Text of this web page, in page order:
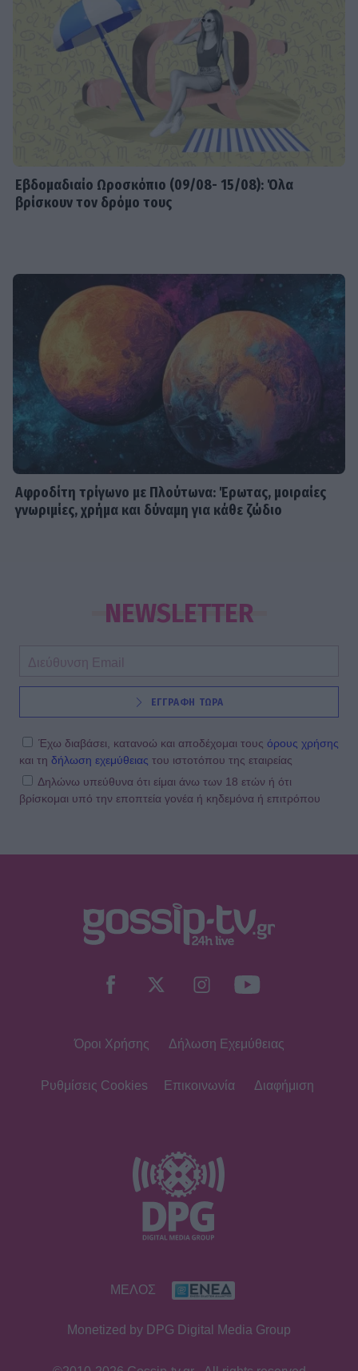
Εβδομαδιαίo Ωροσκόπιο (09/08- 15/08): Όλα
βρίσκουν τον δρόμο τους
Αφροδίτη τρίγωνο με Πλούτωνα: Έρωτας, μοιραίες
γνωριμίες, χρήμα και δύναμη για κάθε ζώδιο
NEWSLETTER
ΕΓΓΡΑΦΗ ΤΩΡΑ
Έχω διαβάσει, κατανοώ και αποδέχομαι τους όρους χρήσης
και τη δήλωση εχεμύθειας του ιστοτόπου της εταιρείας
Δηλώνω υπεύθυνα ότι είμαι άνω των 18 ετών ή ότι
βρίσκομαι υπό την εποπτεία γονέα ή κηδεμόνα ή επιτρόπου
Όροι Χρήσης Δήλωση Εχεμύθειας
Ρυθμίσεις Cookies Επικοινωνία Διαφήμιση
ΜΕΛΟΣ
Monetized by DPG Digital Media Group